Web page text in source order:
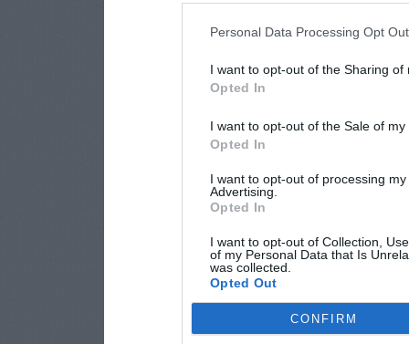
Personal Data Processing Opt
I want to opt-out of the Sharing of
Opted In
I want to opt-out of the Sale of
Opted In
I want to opt-out of processing
Advertising.
Opted In
I want to opt-out of Collection,
of my Personal Data that Is
was collected.
Opted Out
CONFIRM